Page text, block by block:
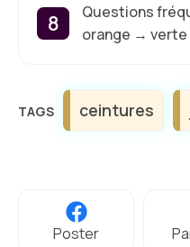
Questions
orange → verte
Étiquettes
ceintures
Poster